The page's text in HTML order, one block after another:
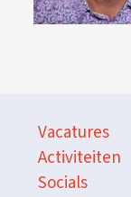
Vacatures
Activiteiten
Socials